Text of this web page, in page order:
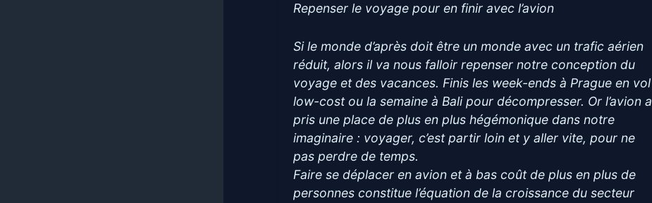
Repenser le voyage pour en finir avec l’avion
Si le monde d’après doit être un monde avec un trafic aérien
réduit, alors il va nous falloir repenser notre conception du
voyage et des vacances. Finis les week-ends à Prague en vol
low-cost ou la semaine à Bali pour décompresser. Or l’avion a
pris une place de plus en plus hégémonique dans notre
imaginaire : voyager, c’est partir loin et y aller vite, pour ne
pas perdre de temps.
Faire se déplacer en avion et à bas coût de plus en plus de
personnes constitue l’équation de la croissance du secteur